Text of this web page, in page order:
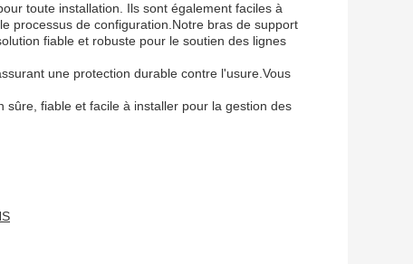
toute installation. Ils sont également faciles à
processus de configuration.Notre bras de support
fiable et robuste pour le soutien des lignes
une protection durable contre l'usure.Vous
fiable et facile à installer pour la gestion des